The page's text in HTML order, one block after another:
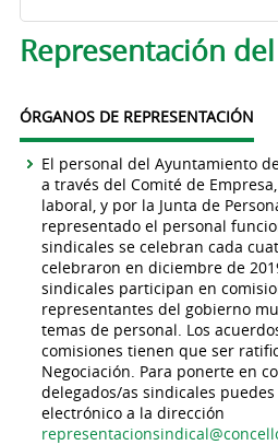
Solapas principales
Representación
ÓRGANOS DE REPRESENTACIÓN
El personal del Ayuntamiento
a través del Comité de
laboral, y por la Junta de
representado el personal
sindicales se celebran cada
celebraron en diciembre de
sindicales participan en
representantes del gobierno
temas de personal. Los
comisiones tienen que ser
Negociación. Para ponerte en
delegados/as sindicales
electrónico a la dirección